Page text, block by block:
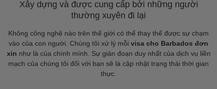
Xây dựng và được cung cấp bởi những người
thường xuyên đi lại
Không công nghệ nào trên thế giới có thể thay thế được sự chạm
vào của con người. Chúng tôi xử lý mỗi visa cho Barbados đơn
xin như là của chính mình. Sự gián đoạn duy nhất của dịch vụ liền
mạch của chúng tôi đối với bạn sẽ là cập nhật trạng thái thời gian
thực.